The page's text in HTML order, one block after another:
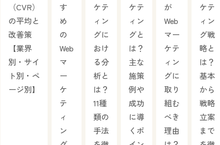
（CVR）
の平均と
改善策
【業界
別・サイ
ト別・ペ
ージ別】
す
め
の
Web
マ
ー
ケ
テ
ィ
ン
ケテ
ィン
グに
おけ
る分
析と
は？
11種
類の
手法
ケテ
ィン
グと
は？
主な
施策
例や
成功
に導
くポ
が
Web
マー
ケテ
ィン
グに
取り
組む
べき
理由
ケテ
ィン
グ戦
略と
は？
基本
から
戦略
立案
まで